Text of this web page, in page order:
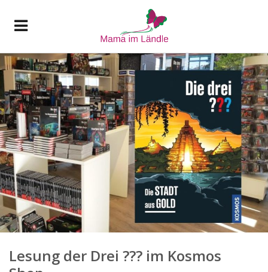
Lesung der Drei ??? im Kosmos